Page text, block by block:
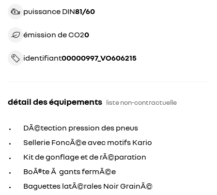
puissance DIN 81/60
émission de CO20
identifiant 00000997_VO606215
détail des équipements liste non-contractuelle
DÃ©tection pression des pneus
Sellerie FoncÃ©e avec motifs Kario
Kit de gonflage et de rÃ©paration
BoÃ®te Ã gants fermÃ©e
Baguettes latÃ©rales Noir GrainÃ©